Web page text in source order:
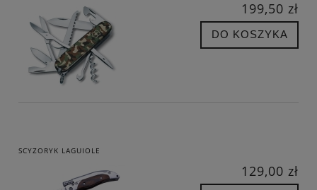
199,50 zł
DO KOSZYKA
SCYZORYK LAGUIOLE
129,00 zł